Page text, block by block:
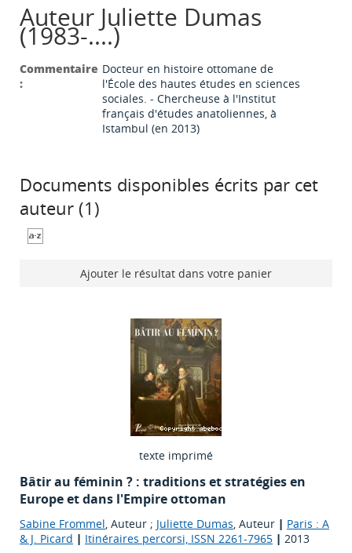
Auteur Juliette Dumas
(1983-....)
Commentaire
:
Docteur en histoire ottomane de
l'École des hautes études en sciences
sociales. - Chercheuse à l'Institut
français d'études anatoliennes, à
Istambul (en 2013)
Documents disponibles écrits par cet
auteur (1 )
Ajouter le résultat dans votre panier
texte imprimé
Bâtir au féminin ? : traditions et stratégies en
Europe et dans l'Empire ottoman
Sabine Frommel, Auteur ; Juliette Dumas, Auteur | Paris : A
& J. Picard | Itinéraires percorsi, ISSN 2261-7965 | 2013